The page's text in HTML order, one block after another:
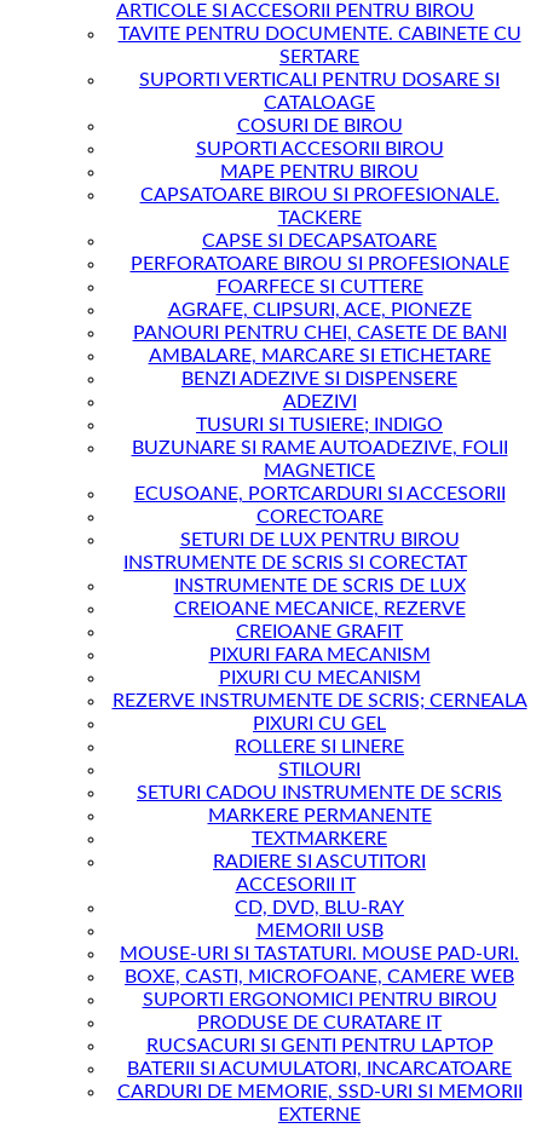
ARTICOLE SI ACCESORII PENTRU BIROU
TAVITE PENTRU DOCUMENTE. CABINETE CU
SERTARE
SUPORTI VERTICALI PENTRU DOSARE SI
CATALOAGE
COSURI DE BIROU
SUPORTI ACCESORII BIROU
MAPE PENTRU BIROU
CAPSATOARE BIROU SI PROFESIONALE.
TACKERE
CAPSE SI DECAPSATOARE
PERFORATOARE BIROU SI PROFESIONALE
FOARFECE SI CUTTERE
AGRAFE, CLIPSURI, ACE, PIONEZE
PANOURI PENTRU CHEI, CASETE DE BANI
AMBALARE, MARCARE SI ETICHETARE
BENZI ADEZIVE SI DISPENSERE
ADEZIVI
TUSURI SI TUSIERE; INDIGO
BUZUNARE SI RAME AUTOADEZIVE, FOLII
MAGNETICE
ECUSOANE, PORTCARDURI SI ACCESORII
CORECTOARE
SETURI DE LUX PENTRU BIROU
INSTRUMENTE DE SCRIS SI CORECTAT
INSTRUMENTE DE SCRIS DE LUX
CREIOANE MECANICE, REZERVE
CREIOANE GRAFIT
PIXURI FARA MECANISM
PIXURI CU MECANISM
REZERVE INSTRUMENTE DE SCRIS; CERNEALA
PIXURI CU GEL
ROLLERE SI LINERE
STILOURI
SETURI CADOU INSTRUMENTE DE SCRIS
MARKERE PERMANENTE
TEXTMARKERE
RADIERE SI ASCUTITORI
ACCESORII IT
CD, DVD, BLU-RAY
MEMORII USB
MOUSE-URI SI TASTATURI. MOUSE PAD-URI.
BOXE, CASTI, MICROFOANE, CAMERE WEB
SUPORTI ERGONOMICI PENTRU BIROU
PRODUSE DE CURATARE IT
RUCSACURI SI GENTI PENTRU LAPTOP
BATERII SI ACUMULATORI, INCARCATOARE
CARDURI DE MEMORIE, SSD-URI SI MEMORII
EXTERNE